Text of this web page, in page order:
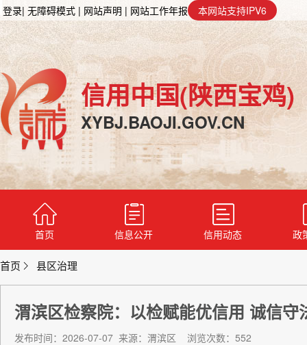
登录| 无障碍模式 | 网站声明 | 网站工作年报 本网站支持IPV6
信用中国(陕西宝鸡)
XYBJ.BAOJI.GOV.CN
首页 信息公开 信用动态 政
首页 县区治理
渭滨区检察院：以检赋能优信用 诚信守
发布时间：2026-07-07 来源：渭滨区 浏览次数：552